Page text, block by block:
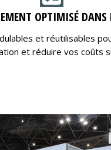
OPTIMISÉ DANS
et réutilisables
et réduire vos coûts